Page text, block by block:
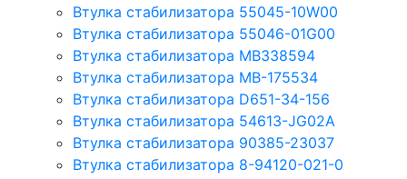
Втулка стабилизатора 55045-10W00
Втулка стабилизатора 55046-01G00
Втулка стабилизатора MB338594
Втулка стабилизатора MB-175534
Втулка стабилизатора D651-34-156
Втулка стабилизатора 54613-JG02A
Втулка стабилизатора 90385-23037
Втулка стабилизатора 8-94120-021-0